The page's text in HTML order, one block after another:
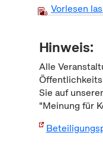
Vorlesen
Hinweis:
Alle
Sie auf
"Meinung für